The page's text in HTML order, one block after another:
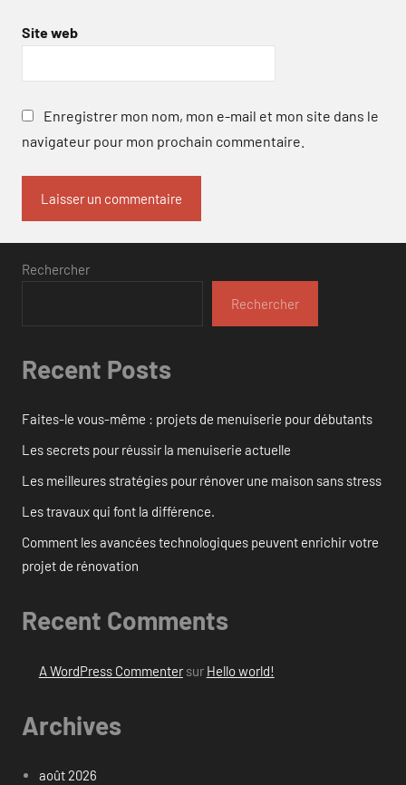
Site web
Enregistrer mon nom, mon e-mail et mon site dans le
navigateur pour mon prochain commentaire.
Rechercher
Rechercher
Recent Posts
Faites-le vous-même : projets de menuiserie pour débutants
Les secrets pour réussir la menuiserie actuelle
Les meilleures stratégies pour rénover une maison sans stress
Les travaux qui font la différence.
Comment les avancées technologiques peuvent enrichir votre
projet de rénovation
Recent Comments
A WordPress Commentersur Hello world!
Archives
août 2026